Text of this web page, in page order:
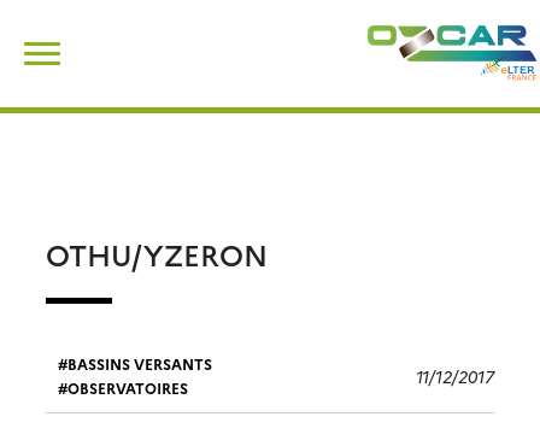
content
OTHU/YZERON
BASSINS VERSANTS
OBSERVATOIRES
11/12/2017